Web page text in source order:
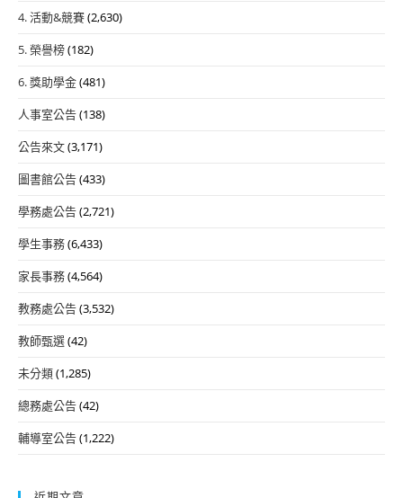
4. 活動&競賽(2,630)
5. 榮譽榜(182)
6. 獎助學金(481)
人事室公告(138)
公告來文(3,171)
圖書館公告(433)
學務處公告(2,721)
學生事務(6,433)
家長事務(4,564)
教務處公告(3,532)
教師甄選(42)
未分類(1,285)
總務處公告(42)
輔導室公告(1,222)